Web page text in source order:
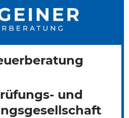
und